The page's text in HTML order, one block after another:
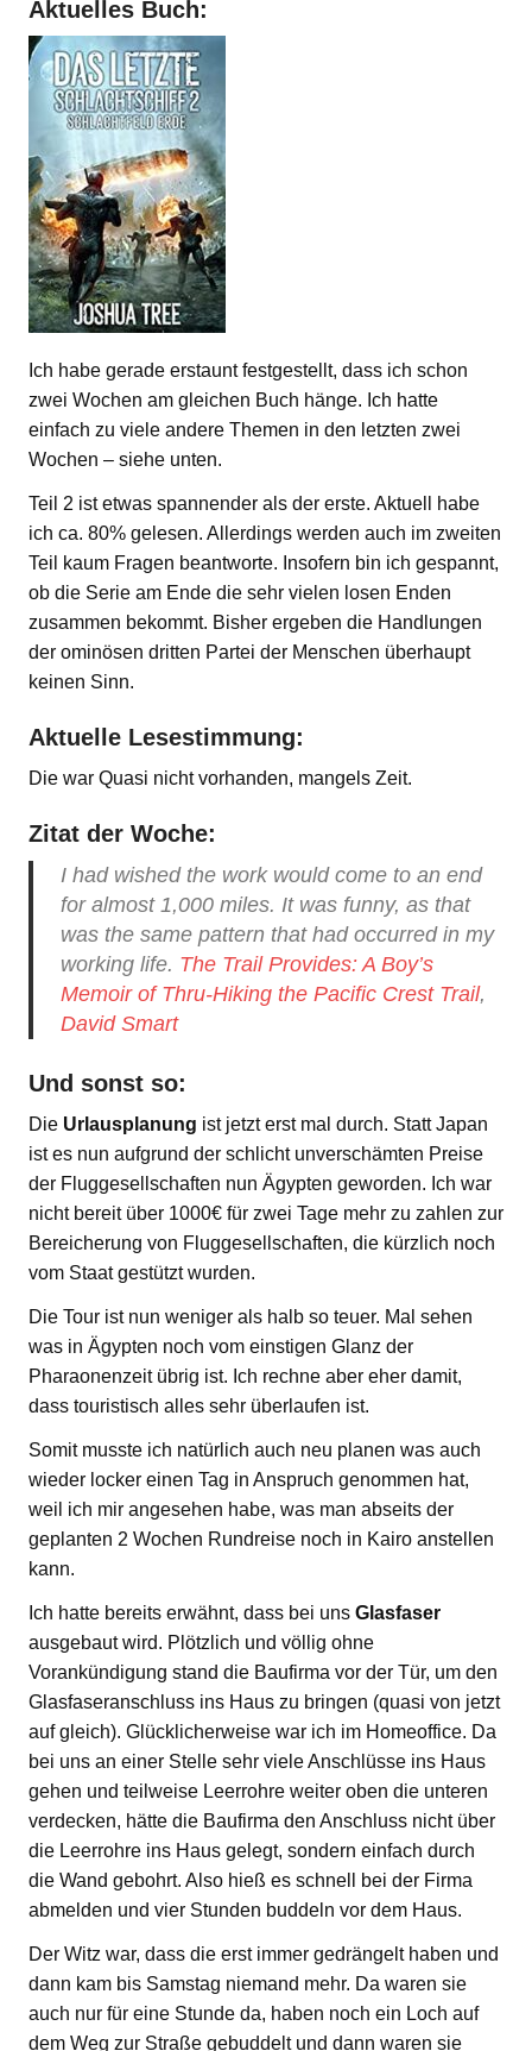
Aktuelles Buch:
Ich habe gerade erstaunt festgestellt, dass ich schon
zwei Wochen am gleichen Buch hänge. Ich hatte
einfach zu viele andere Themen in den letzten zwei
Wochen – siehe unten.
Teil 2 ist etwas spannender als der erste. Aktuell habe
ich ca. 80% gelesen. Allerdings werden auch im zweiten
Teil kaum Fragen beantworte. Insofern bin ich gespannt,
ob die Serie am Ende die sehr vielen losen Enden
zusammen bekommt. Bisher ergeben die Handlungen
der ominösen dritten Partei der Menschen überhaupt
keinen Sinn.
Aktuelle Lesestimmung:
Die war Quasi nicht vorhanden, mangels Zeit.
Zitat der Woche:
I had wished the work would come to an end
for almost 1,000 miles. It was funny, as that
was the same pattern that had occurred in my
working life. The Trail Provides: A Boy’s
Memoir of Thru-Hiking the Pacific Crest Trail,
David Smart
Und sonst so:
Die Urlausplanung ist jetzt erst mal durch. Statt Japan
ist es nun aufgrund der schlicht unverschämten Preise
der Fluggesellschaften nun Ägypten geworden. Ich war
nicht bereit über 1000€ für zwei Tage mehr zu zahlen zur
Bereicherung von Fluggesellschaften, die kürzlich noch
vom Staat gestützt wurden.
Die Tour ist nun weniger als halb so teuer. Mal sehen
was in Ägypten noch vom einstigen Glanz der
Pharaonenzeit übrig ist. Ich rechne aber eher damit,
dass touristisch alles sehr überlaufen ist.
Somit musste ich natürlich auch neu planen was auch
wieder locker einen Tag in Anspruch genommen hat,
weil ich mir angesehen habe, was man abseits der
geplanten 2 Wochen Rundreise noch in Kairo anstellen
kann.
Ich hatte bereits erwähnt, dass bei uns Glasfaser
ausgebaut wird. Plötzlich und völlig ohne
Vorankündigung stand die Baufirma vor der Tür, um den
Glasfaseranschluss ins Haus zu bringen (quasi von jetzt
auf gleich). Glücklicherweise war ich im Homeoffice. Da
bei uns an einer Stelle sehr viele Anschlüsse ins Haus
gehen und teilweise Leerrohre weiter oben die unteren
verdecken, hätte die Baufirma den Anschluss nicht über
die Leerrohre ins Haus gelegt, sondern einfach durch
die Wand gebohrt. Also hieß es schnell bei der Firma
abmelden und vier Stunden buddeln vor dem Haus.
Der Witz war, dass die erst immer gedrängelt haben und
dann kam bis Samstag niemand mehr. Da waren sie
auch nur für eine Stunde da, haben noch ein Loch auf
dem Weg zur Straße gebuddelt und dann waren sie